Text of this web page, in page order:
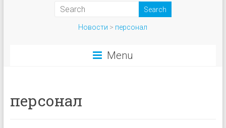
Новости > персонал
Menu
персонал